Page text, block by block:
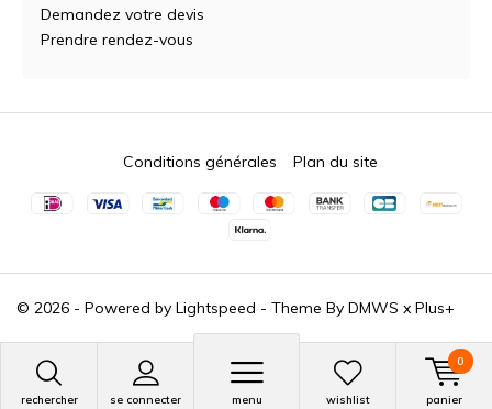
rechercher se connecter menu wishlist panier
0
Demandez votre devis
Prendre rendez-vous
© 2026 - Powered by Lightspeed - Theme By DMWS x Plus+
Conditions générales Plan du site